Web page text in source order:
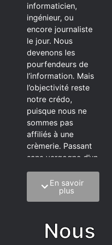
informaticien,
ingénieur, ou
encore journaliste
le jour. Nous
devenons les
pourfendeurs de
l’information. Mais
l’objectivité reste
notre crédo,
puisque nous ne
sommes pas
affiliés à une
crèmerie. Passant
sans vergogne d’un
éditeur à l’autre.
C’est quoi notre
méthode?
sagesse de la
vieillesse à une
En savoir
plus
Nous